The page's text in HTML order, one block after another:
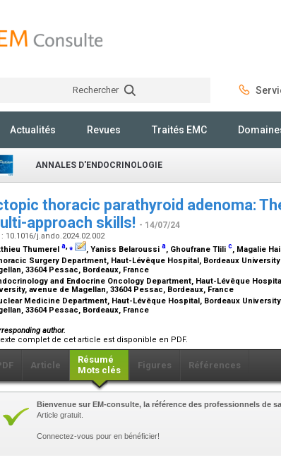
Rechercher
Actualités Revues Traités EMC
ANNALES D'ENDOCRINOLOGIE
thoracic parathyroid adenoma:
approach skills! - 14/07/24
10.1016/j.ando.2024.02.002
Thumerel a,⁎ , Yaniss Belaroussi a, Ghoufrane Tlili c, Magalie
Surgery Department, Haut-Lévêque Hospital, Bordeaux
33604 Pessac, Bordeaux, France
and Endocrine Oncology Department, Haut-Lévêque
avenue de Magellan, 33604 Pessac, Bordeaux, France
Medicine Department, Haut-Lévêque Hospital, Bordeaux
33604 Pessac, Bordeaux, France
author.
complet de cet article est disponible en PDF.
Article
Résumé
Mots clés
Figures Références
Bienvenue sur EM-consulte, la référence des professionnels de
Article gratuit.
Connectez-vous pour en bénéficier!